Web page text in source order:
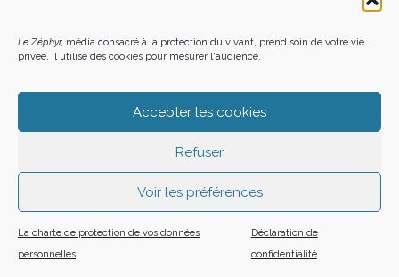
Le Zéphyr, média consacré à la protection du vivant, prend soin de votre vie
privée. Il utilise des cookies pour mesurer l'audience.
Accepter les cookies
Refuser
Voir les préférences
La charte de protection de vos données
personnelles
Déclaration de
confidentialité
ACHETER LE DERNIER NUMÉRO
PODCAST EN FORÊT
OÙ NOUS TROUVER
NEWSLETTER
ON SOUTIENT LES MÉDIAS INDÉ
Z LE ZÉPHYR - 2026